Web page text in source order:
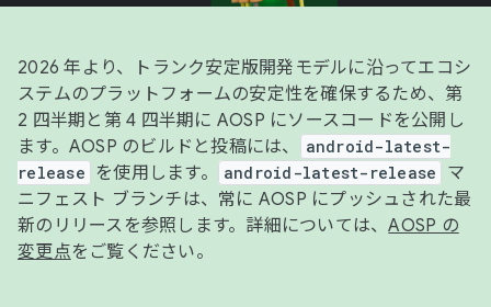
2026 年より、トランク安定版開発モデルに沿ってエコシ
ステムのプラットフォームの安定性を確保するため、第
2 四半期と第 4 四半期に AOSP にソースコードを公開し
ます。AOSP のビルドと投稿には、
android-latest-
release
を使用します。 android-latest-release
マ
ニフェスト ブランチは、常に AOSP にプッシュされた最
新のリリースを参照します。詳細については、AOSP の
変更点をご覧ください。